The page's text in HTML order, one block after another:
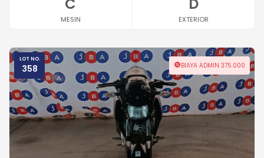
MESIN EXTERIOR
LOT NO.
358 BIAYA ADMIN 375.000